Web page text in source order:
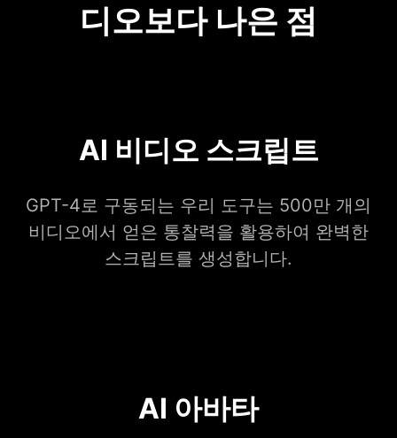
디오보다 나은 점
AI 비디오 스크립트
GPT-4로 구동되는 우리 도구는 500만 개의
비디오에서 얻은 통찰력을 활용하여 완벽한
스크립트를 생성합니다.
AI 아바타